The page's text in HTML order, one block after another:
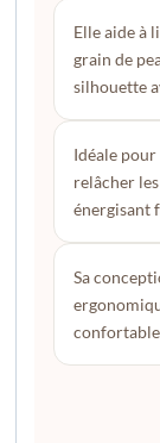
Elle aide à
grain de
silhouette
Idéale pour
relâcher
énergisant
Sa